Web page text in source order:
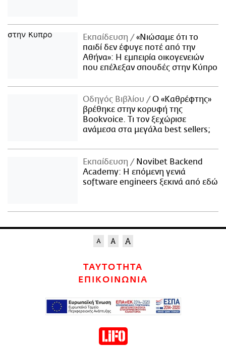
Εκπαίδευση
«Νιώσαμε ότι το
παιδί δεν έφυγε ποτέ από την
Αθήνα»: Η εμπειρία οικογενειών
που επέλεξαν σπουδές στην Κύπρο
Οδηγός Βιβλίου
Ο «Καθρέφτης»
βρέθηκε στην κορυφή της
Bookvoice. Τι τον ξεχώρισε
ανάμεσα στα μεγάλα best sellers;
Εκπαίδευση
Novibet Backend
Academy: Η επόμενη γενιά
software engineers ξεκινά από εδώ
ΤΑΥΤΟΤΗΤΑ
ΕΠΙΚΟΙΝΩΝΙΑ